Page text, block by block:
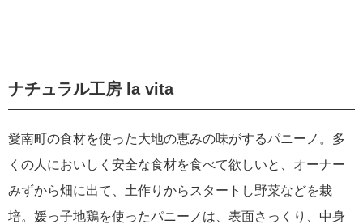
ナチュラル工房 la vita
愛南町の食材を使った大地の恵みの味がするパニーノ。多
くの人においしく安全な食材を食べて欲しいと、オーナー
みずから畑に出て、土作りからスタートし野菜などを栽
培。媛っ子地鶏を使ったパニーノは、表面さっくり、中身